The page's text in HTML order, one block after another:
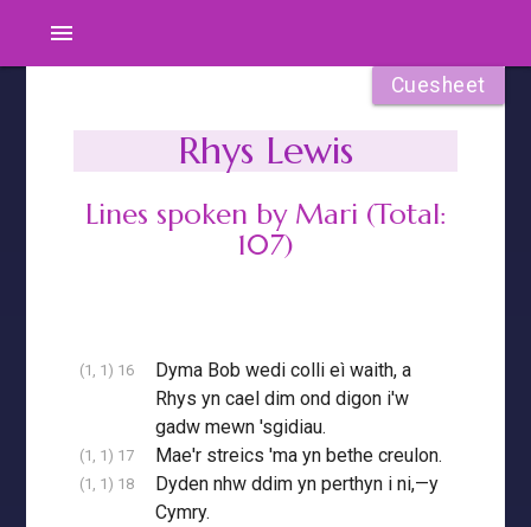
menu
Cuesheet
Rhys Lewis
Lines spoken by Mari (Total:
107)
(1, 1) 16
Dyma Bob wedi colli eì waith, a
Rhys yn cael dim ond digon i'w
gadw mewn 'sgidiau.
(1, 1) 17 Mae'r streics 'ma yn bethe creulon.
(1, 1) 18
Dyden nhw ddim yn perthyn i ni,—y
Cymry.